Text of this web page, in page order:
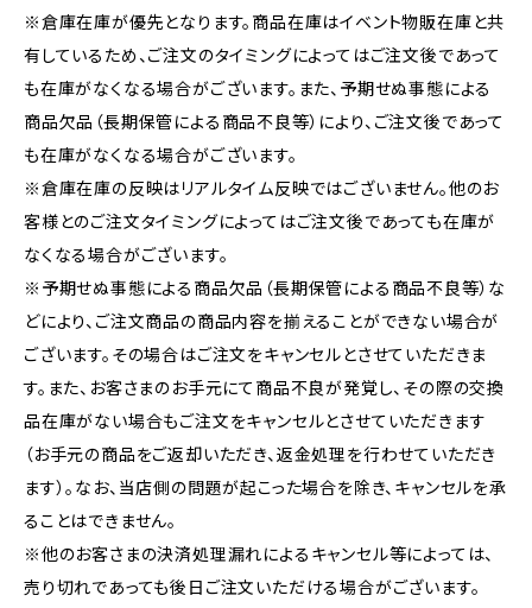
※倉庫在庫が優先となります。商品在庫はイベント物販在庫と共
有しているため、ご注文のタイミングによってはご注文後であって
も在庫がなくなる場合がございます。また、予期せぬ事態による
商品欠品（長期保管による商品不良等）により、ご注文後であって
も在庫がなくなる場合がございます。
※倉庫在庫の反映はリアルタイム反映ではございません。他のお
客様とのご注文タイミングによってはご注文後であっても在庫が
なくなる場合がございます。
※予期せぬ事態による商品欠品（長期保管による商品不良等）な
どにより、ご注文商品の商品内容を揃えることができない場合が
ございます。その場合はご注文をキャンセルとさせていただきま
す。また、お客さまのお手元にて商品不良が発覚し、その際の交換
品在庫がない場合もご注文をキャンセルとさせていただきます
（お手元の商品をご返却いただき、返金処理を行わせていただき
ます）。なお、当店側の問題が起こった場合を除き、キャンセルを承
ることはできません。
※他のお客さまの決済処理漏れによるキャンセル等によっては、
売り切れであっても後日ご注文いただける場合がございます。